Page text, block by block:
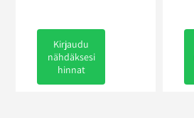
Kirjaudu
nähdäksesi
hinnat